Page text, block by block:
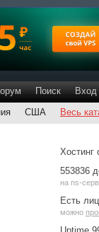
Поиск Вход
США Весь
Хостинг
553836
на ns-
Есть
можно